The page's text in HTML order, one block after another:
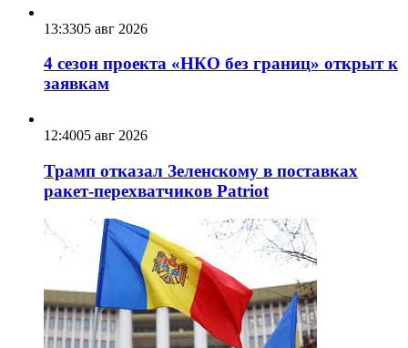
13:3305 авг 2026
4 сезон проекта «НКО без границ» открыт к
заявкам
12:4005 авг 2026
Трамп отказал Зеленскому в поставках
ракет-перехватчиков Patriot